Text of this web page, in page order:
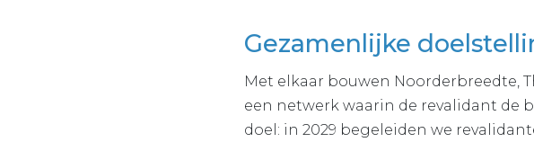
Gezamenlijke
Met elkaar bouwen Noorderbreedte,
een netwerk waarin de revalidant de
doel: in 2029 begeleiden we